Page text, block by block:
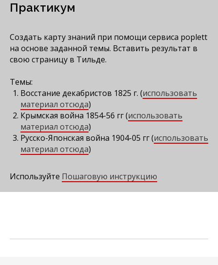
Практикум
Создать карту знаний при помощи сервиса poplett
на основе заданной темы. Вставить результат в
свою страницу в Тильде.
Темы:
Восстание декабристов 1825 г. (использовать
материал отсюда)
Крымская война 1854-56 гг (использовать
материал отсюда)
Русско-Японская война 1904-05 гг (использовать
материал отсюда)
Используйте Пошаговую инструкцию